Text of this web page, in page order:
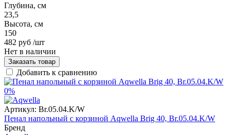
Глубина, см
23,5
Высота, см
150
482 руб /шт
Нет в наличии
Заказать товар
Добавить к сравнению
0%
Артикул: Br.05.04.K/W
Пенал напольный с корзиной Aqwella Brig 40, Br.05.04.K/W
Бренд